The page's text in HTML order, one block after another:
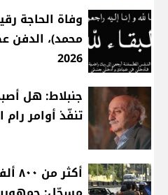
وفاة الحاجة
2026
جنبلاط: هل
تنفّذ أوامر رام